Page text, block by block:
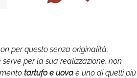
per questo senza originalità,
per la sua realizzazione, non
tartufo e uova è uno di quelli più